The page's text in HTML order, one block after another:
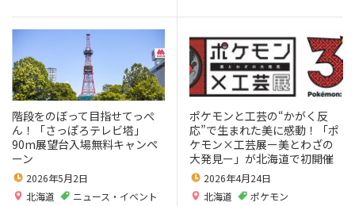
階段をのぼって目指せてっぺ
ん！「さっぽろテレビ塔」
90m展望台入場無料キャンペ
ーン
2026年5月2日
北海道
ニュース・イベント
ポケモンと工芸の“かがく反
応”で生まれた美に感動！「ポ
ケモン×⼯芸展ー美とわざの
大発見ー」が北海道で初開催
2026年4月24日
北海道
ポケモン